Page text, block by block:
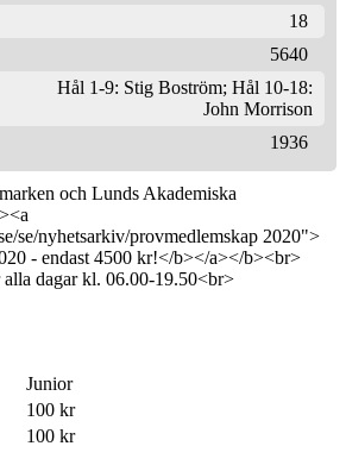
18
5640
Hål 1-9: Stig Boström; Hål 10-18:
John Morrison
1936
och Lunds Akademiska
se/nyhetsarkiv/provmedlemskap 2020">
- endast 4500 kr!</b></a></b><br>
dagar kl. 06.00-19.50<br>
Junior
100 kr
100 kr